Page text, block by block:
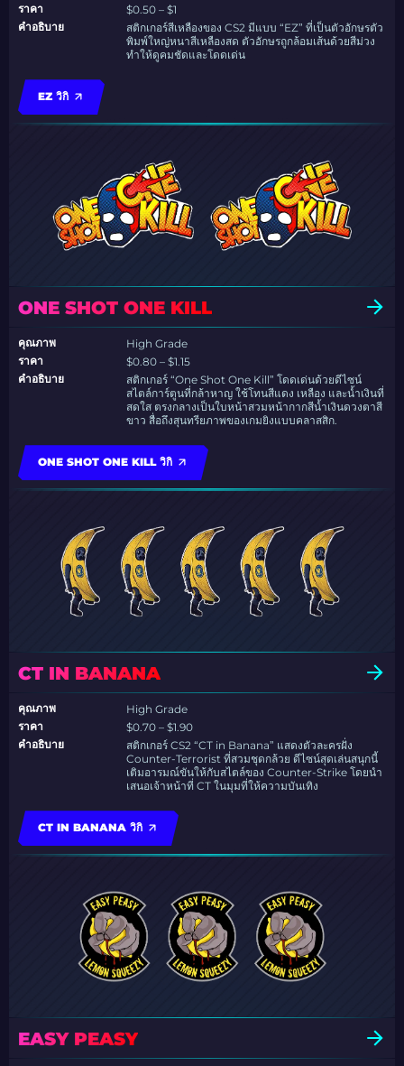
ราคา
$0.50 – $1
คำอธิบาย
สติกเกอร์สีเหลืองของ CS2 มีแบบ “EZ” ที่เป็นตัวอักษรตัว
พิมพ์ใหญ่หนาสีเหลืองสด ตัวอักษรถูกล้อมเส้นด้วยสีม่วง
ทำให้ดูคมชัดและโดดเด่น
EZ วิกิ
ONE SHOT ONE KILL
คุณภาพ
High Grade
ราคา
$0.80 – $1.15
คำอธิบาย
สติกเกอร์ “One Shot One Kill” โดดเด่นด้วยดีไซน์
สไตล์การ์ตูนที่กล้าหาญ ใช้โทนสีแดง เหลือง และน้ำเงินที่
สดใส ตรงกลางเป็นใบหน้าสวมหน้ากากสีน้ำเงินดวงตาสี
ขาว สื่อถึงสุนทรียภาพของเกมยิงแบบคลาสสิก.
ONE SHOT ONE KILL วิกิ
CT IN BANANA
คุณภาพ
High Grade
ราคา
$0.70 – $1.90
คำอธิบาย
สติกเกอร์ CS2 “CT in Banana” แสดงตัวละครฝั่ง
Counter-Terrorist ที่สวมชุดกล้วย ดีไซน์สุดเล่นสนุกนี้
เติมอารมณ์ขันให้กับสไตล์ของ Counter-Strike โดยนำ
เสนอเจ้าหน้าที่ CT ในมุมที่ให้ความบันเทิง
CT IN BANANA วิกิ
EASY PEASY